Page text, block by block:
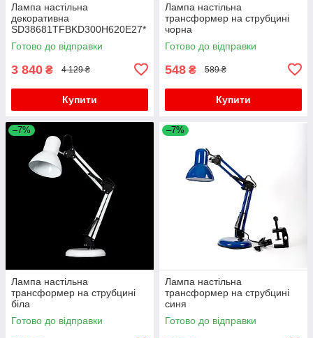
Лампа настільна
декоративна
SD38681TFBKD300H620E27*
1
Готово до відправки
3 840 ₴ 4 129 ₴
Купити
Лампа настільна
трансформер на струбцині
чорна
Готово до відправки
548 ₴ 589 ₴
Купити
–7%
Лампа настільна
трансформер на струбцині
біла
Готово до відправки
–7%
Лампа настільна
трансформер на струбцині
синя
Готово до відправки